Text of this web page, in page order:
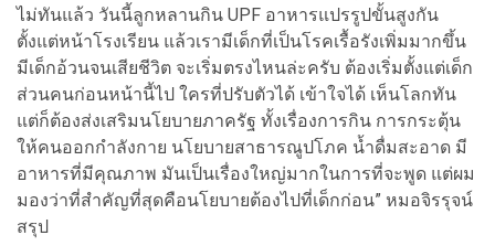
ไม่ทันแล้ว วันนี้ลูกหลานกิน UPF อาหารแปรรูปขั้นสูงกัน
ตั้งแต่หน้าโรงเรียน แล้วเรามีเด็กที่เป็นโรคเรื้อรังเพิ่มมากขึ้น
มีเด็กอ้วนจนเสียชีวิต จะเริ่มตรงไหนล่ะครับ ต้องเริ่มตั้งแต่เด็ก
ส่วนคนก่อนหน้านี้ไป ใครที่ปรับตัวได้ เข้าใจได้ เห็นโลกทัน
แต่ก็ต้องส่งเสริมนโยบายภาครัฐ ทั้งเรื่องการกิน การกระตุ้น
ให้คนออกกำลังกาย นโยบายสาธารณูปโภค น้ำดื่มสะอาด มี
อาหารที่มีคุณภาพ มันเป็นเรื่องใหญ่มากในการที่จะพูด แต่ผม
มองว่าที่สำคัญที่สุดคือนโยบายต้องไปที่เด็กก่อน” หมอจิรรุจน์
สรุป